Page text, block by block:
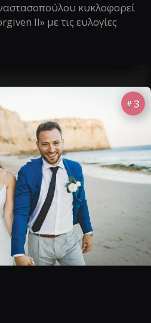
κυκλοφορεί
II» με τις ευλογίες
# 3